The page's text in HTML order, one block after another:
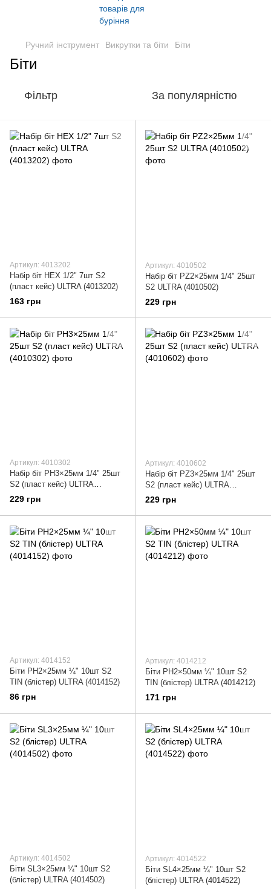
Ручний інструмент Викрутки та біти Біти
Біти
Фільтр За популярністю
Артикул: 4013202
Набір біт HEX 1/2" 7шт S2
(пласт кейс) ULTRA (4013202)
163 грн
Артикул: 4010502
Набір біт PZ2×25мм 1/4" 25шт
S2 ULTRA (4010502)
229 грн
Артикул: 4010302
Набір біт PН3×25мм 1/4" 25шт
S2 (пласт кейс) ULTRA
(4010302)
229 грн
Артикул: 4010602
Набір біт PZ3×25мм 1/4" 25шт
S2 (пласт кейс) ULTRA
(4010602)
229 грн
Артикул: 4014152
Біти PH2×25мм ¼" 10шт S2
TIN (блістер) ULTRA (4014152)
86 грн
Артикул: 4014212
Біти PH2×50мм ¼" 10шт S2
TIN (блістер) ULTRA (4014212)
171 грн
Артикул: 4014502
Біти SL3×25мм ¼" 10шт S2
(блістер) ULTRA (4014502)
Артикул: 4014522
Біти SL4×25мм ¼" 10шт S2
(блістер) ULTRA (4014522)